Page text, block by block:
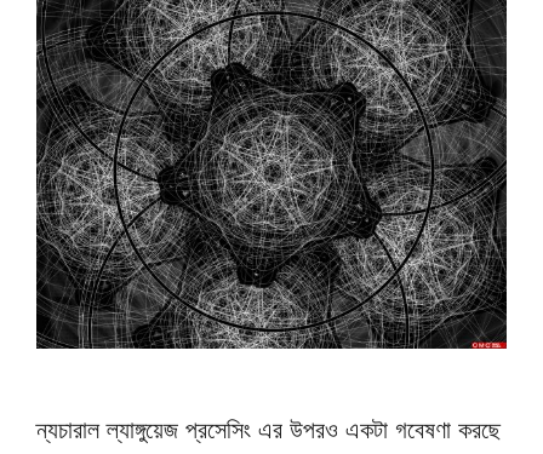
ন্যচারাল ল্যাঙ্গুয়েজ প্রসেসিং এর উপরও একটা গবেষণা করছে